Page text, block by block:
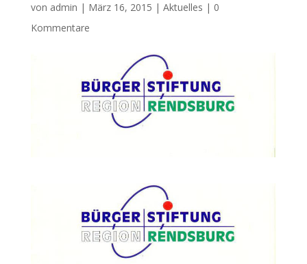
von admin | März 16, 2015 | Aktuelles | 0
Kommentare